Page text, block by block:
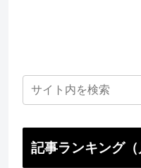
記事ランキング（